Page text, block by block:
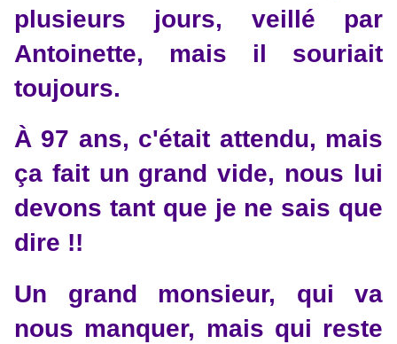
plusieurs jours, veillé par
Antoinette, mais il souriait
toujours.
À 97 ans, c'était attendu, mais
ça fait un grand vide, nous lui
devons tant que je ne sais que
dire !!
Un grand monsieur, qui va
nous manquer, mais qui reste